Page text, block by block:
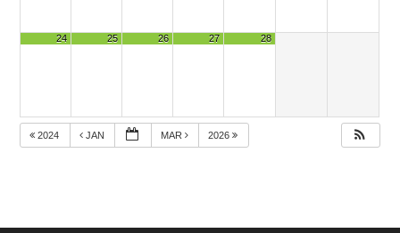
24 25 26 27 28
2024 JAN MAR 2026